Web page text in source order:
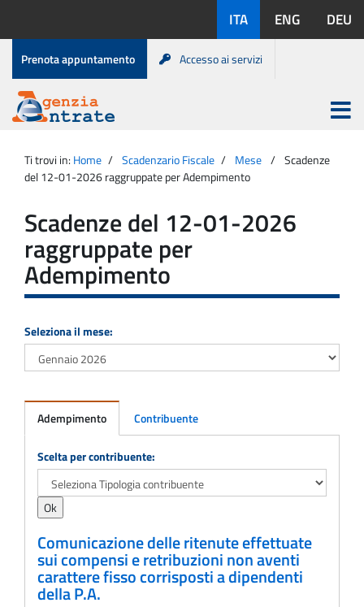
contenuto
disponibili:
ITA ENG DEU
Menu
di
servizio
Prenota appuntamento Accesso ai servizi
Agenzia
Entrate
Apri
menu
principale
Ti trovi in: Home Scadenzario Fiscale Mese
Scadenze
del 12-01-2026 raggruppate per Adempimento
Scadenze del 12-01-2026
raggruppate per
Adempimento
Seleziona il mese:
Adempimento Contribuente
Adempimento
Scelta per contribuente:
Comunicazione delle ritenute effettuate
sui compensi e retribuzioni non aventi
carattere fisso corrisposti a dipendenti
della P.A.